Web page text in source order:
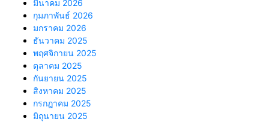
มีนาคม 2026
กุมภาพันธ์ 2026
มกราคม 2026
ธันวาคม 2025
พฤศจิกายน 2025
ตุลาคม 2025
กันยายน 2025
สิงหาคม 2025
กรกฎาคม 2025
มิถุนายน 2025